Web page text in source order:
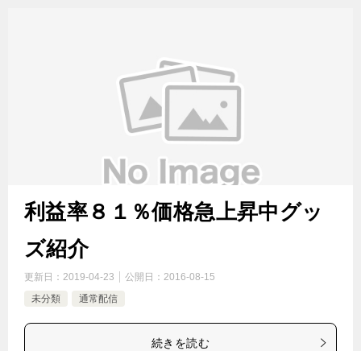
利益率８１％価格急上昇中グッ
ズ紹介
更新日： 2019-04-23 公開日： 2016-08-15
未分類
通常配信
続きを読む